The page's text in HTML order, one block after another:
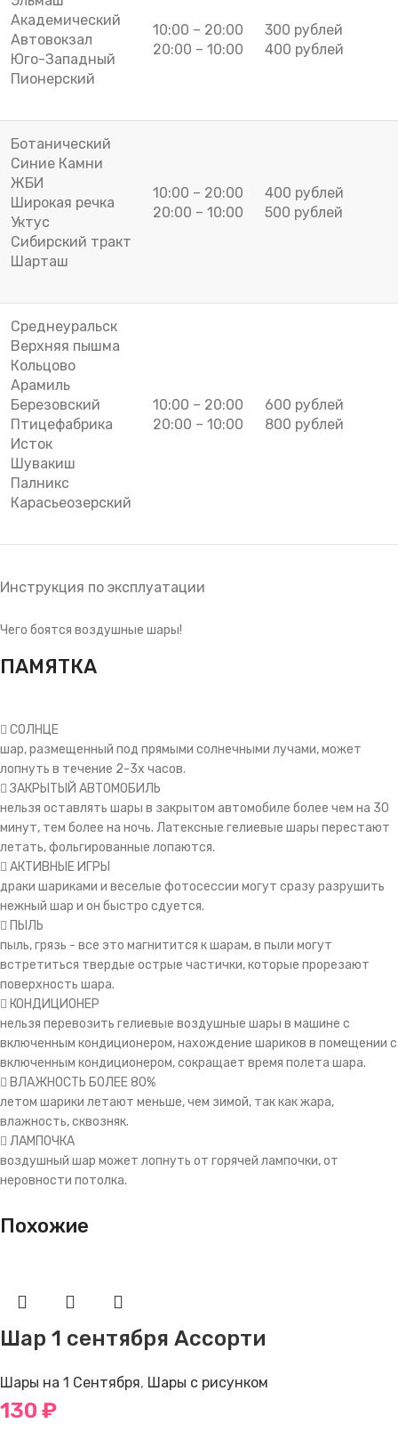
Академический
Автовокзал
Юго-Западный
Пионерский
10:00 – 20:00
20:00 – 10:00
300 рублей
400 рублей
Ботанический
Синие Камни
ЖБИ
Широкая речка
Уктус
Сибирский тракт
Шарташ
10:00 – 20:00
20:00 – 10:00
400 рублей
500 рублей
Среднеуральск
Верхняя пышма
Кольцово
Арамиль
Березовский
Птицефабрика
Исток
Шувакиш
Палникс
Карасьеозерский
10:00 – 20:00
20:00 – 10:00
600 рублей
800 рублей
Инструкция по эксплуатации
Чего боятся воздушные шары!
ПАМЯТКА
СОЛНЦЕ
шар, размещенный под прямыми солнечными лучами, может
лопнуть в течение 2-3х часов.
ЗАКРЫТЫЙ АВТОМОБИЛЬ
нельзя оставлять шары в закрытом автомобиле более чем на 30
минут, тем более на ночь. Латексные гелиевые шары перестают
летать, фольгированные лопаются.
АКТИВНЫЕ ИГРЫ
драки шариками и веселые фотосессии могут сразу разрушить
нежный шар и он быстро сдуется.
ПЫЛЬ
пыль, грязь - все это магнитится к шарам, в пыли могут
встретиться твердые острые частички, которые прорезают
поверхность шара.
КОНДИЦИОНЕР
нельзя перевозить гелиевые воздушные шары в машине с
включенным кондиционером, нахождение шариков в помещении с
включенным кондиционером, сокращает время полета шара.
ВЛАЖНОСТЬ БОЛЕЕ 80%
летом шарики летают меньше, чем зимой, так как жара,
влажность, сквозняк.
ЛАМПОЧКА
воздушный шар может лопнуть от горячей лампочки, от
неровности потолка.
Похожие
Шар 1 сентября Ассорти
Шары на 1 Сентября, Шары с рисунком
130 ₽